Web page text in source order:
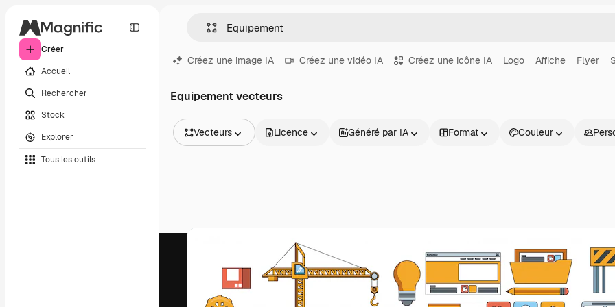
Créer
Accueil
Rechercher
Stock
Explorer
Tous les outils
Créez une image IA Créez une vidéo IA Créez une icône IA Logo Affiche Flyer
Equipement vecteurs
Vecteurs
Vidéos
Templates vidéos
Modèles 3D
Polices
Licence Généré par IA Format Couleur
Produits Commencer